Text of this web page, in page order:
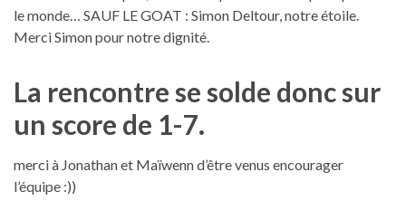
le monde… SAUF LE GOAT : Simon Deltour, notre étoile.
Merci Simon pour notre dignité.
La rencontre se solde donc sur
un score de 1-7.
merci à Jonathan et Maïwenn d’être venus encourager
l’équipe :))